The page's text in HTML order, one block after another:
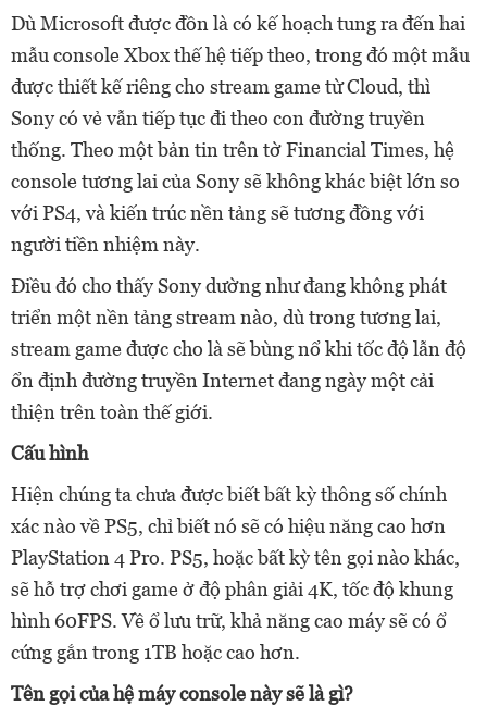
Dù Microsoft được đồn là có kế hoạch tung ra đến hai
mẫu console Xbox thế hệ tiếp theo, trong đó một mẫu
được thiết kế riêng cho stream game từ Cloud, thì
Sony có vẻ vẫn tiếp tục đi theo con đường truyền
thống. Theo một bản tin trên tờ Financial Times, hệ
console tương lai của Sony sẽ không khác biệt lớn so
với PS4, và kiến trúc nền tảng sẽ tương đồng với
người tiền nhiệm này.
Điều đó cho thấy Sony dường như đang không phát
triển một nền tảng stream nào, dù trong tương lai,
stream game được cho là sẽ bùng nổ khi tốc độ lẫn độ
ổn định đường truyền Internet đang ngày một cải
thiện trên toàn thế giới.
Cấu hình
Hiện chúng ta chưa được biết bất kỳ thông số chính
xác nào về PS5, chỉ biết nó sẽ có hiệu năng cao hơn
PlayStation 4 Pro. PS5, hoặc bất kỳ tên gọi nào khác,
sẽ hỗ trợ chơi game ở độ phân giải 4K, tốc độ khung
hình 60FPS. Về ổ lưu trữ, khả năng cao máy sẽ có ổ
cứng gắn trong 1TB hoặc cao hơn.
Tên gọi của hệ máy console này sẽ là gì?